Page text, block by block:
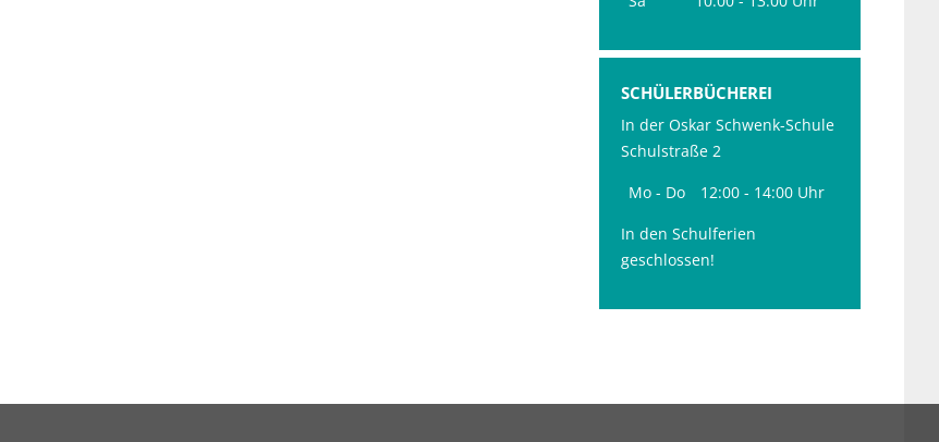
SCHÜLERBÜCHEREI
In der Oskar Schwenk-Schule
Schulstraße 2
Mo - Do
12:00 - 14:00 Uhr
In den Schulferien
geschlossen!